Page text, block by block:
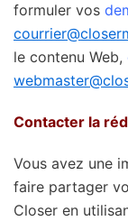
formuler vos
le contenu Web,
Contacter la
Vous avez une
faire partager
Closer en